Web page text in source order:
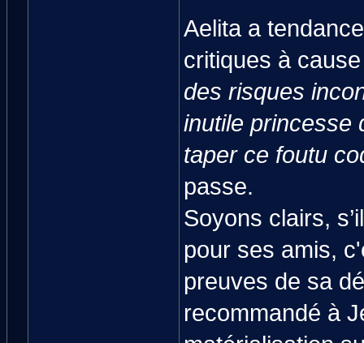
Aelita a
critiques à
des risques
inutile princesse
taper ce foutu
passe.
Soyons clairs,
pour ses amis,
preuves de sa
recommandé à